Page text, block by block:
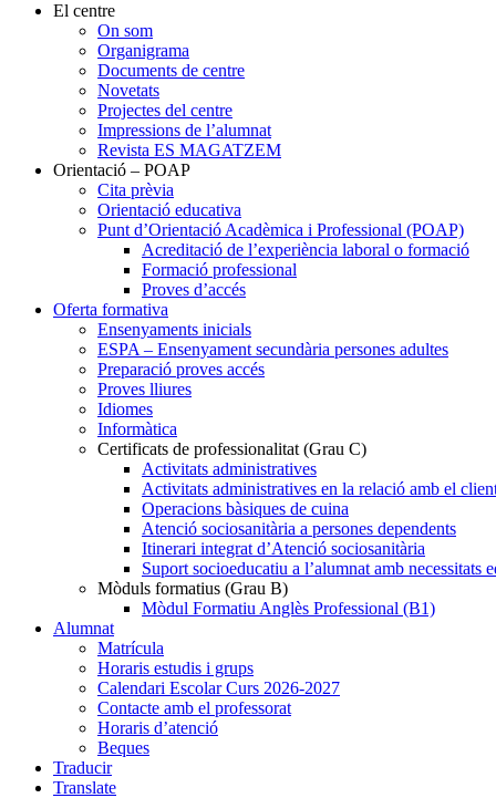
El centre
On som
Organigrama
Documents de centre
Novetats
Projectes del centre
Impressions de l’alumnat
Revista ES MAGATZEM
Orientació – POAP
Cita prèvia
Orientació educativa
Punt d’Orientació Acadèmica i Professional (POAP)
Acreditació de l’experiència laboral o formació
Formació professional
Proves d’accés
Oferta formativa
Ensenyaments inicials
ESPA – Ensenyament secundària persones adultes
Preparació proves accés
Proves lliures
Idiomes
Informàtica
Certificats de professionalitat (Grau C)
Activitats administratives
Activitats administratives en la relació amb el
Operacions bàsiques de cuina
Atenció sociosanitària a persones dependents
Itinerari integrat d’Atenció sociosanitària
Suport socioeducatiu a l’alumnat amb necessitats
Mòduls formatius (Grau B)
Mòdul Formatiu Anglès Professional (B1)
Alumnat
Matrícula
Horaris estudis i grups
Calendari Escolar Curs 2026-2027
Contacte amb el professorat
Horaris d’atenció
Beques
Traducir
Translate